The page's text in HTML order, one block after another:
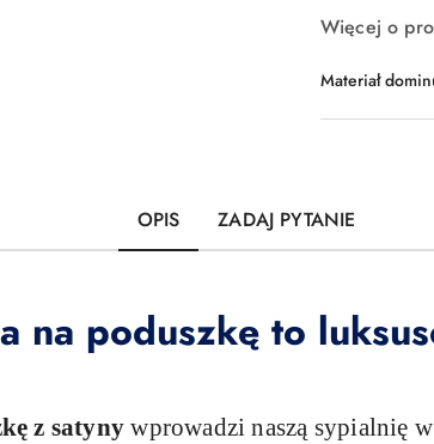
Więcej o
Materiał
OPIS ZADAJ PYTANIE
na poduszkę to
z satynywprowadzi naszą sypialnię